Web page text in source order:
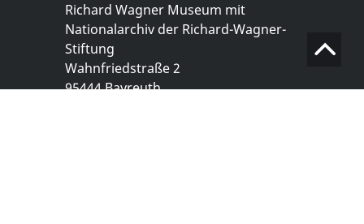
Richard Wagner Museum mit
Nationalarchiv der Richard-Wagner-
Stiftung
Wahnfriedstraße 2
95444 Bayreuth